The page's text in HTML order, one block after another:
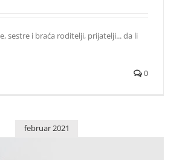
sestre i braća roditelji, prijatelji... da li
0
februar 2021